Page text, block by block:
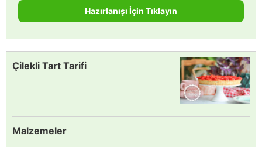
Hazırlanışı İçin Tıklayın
Çilekli Tart Tarifi
Malzemeler